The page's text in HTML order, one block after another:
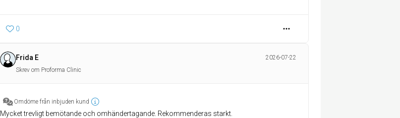
0
Frida E
2026-07-22
Skrev om Proforma Clinic
Omdöme från inbjuden kund
Mycket trevligt bemötande och omhändertagande. Rekommenderas starkt.